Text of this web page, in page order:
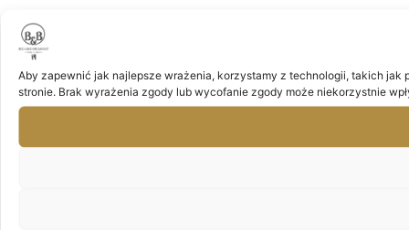
Aby zapewnić jak najlepsze wrażenia, korzystamy z technologii, takich
stronie. Brak wyrażenia zgody lub wycofanie zgody może niekorzystnie